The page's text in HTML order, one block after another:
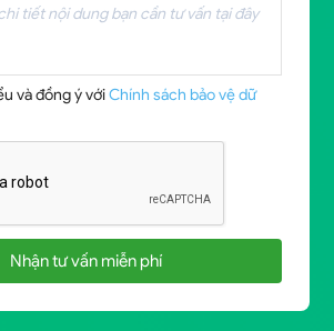
và đồng ý vớiChính sách bảo vệ dữ
Nhận tư vấn miễn phí